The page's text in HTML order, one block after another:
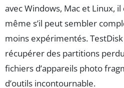
avec Windows, Mac et Linux,
même s’il peut sembler
moins expérimentés.
récupérer des partitions
fichiers d’appareils photo
d’outils incontournable.